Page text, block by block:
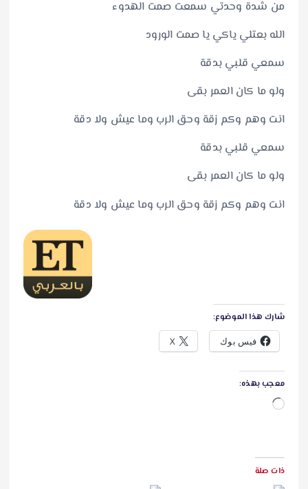
من شدة وحدتي سمعت صمت الهدوء
الله بعتلي ياكي يا صمت الورود
سمعي قلبي بدقة
ولو ما كان العمر بقى
انت وهم وكم زقة وحق الرب وما عيش ولا دقة
سمعي قلبي بدقة
ولو ما كان العمر بقى
انت وهم وكم زقة وحق الرب وما عيش ولا دقة
شارك هذا الموضوع:
فيس بوك X
معجب بهذه:
ج
ي
ذات صلة